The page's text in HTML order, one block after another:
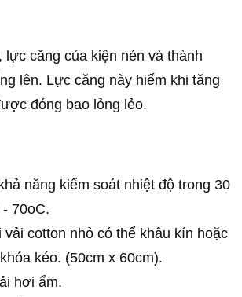
lực căng của kiện nén và thành
lên. Lực căng này hiếm khi tăng
đóng bao lỏng lẻo.
năng kiểm soát nhiệt độ trong 30
70oC.
vải cotton nhỏ có thể khâu kín hoặc
kéo. (50cm x 60cm).
hơi ẩm.